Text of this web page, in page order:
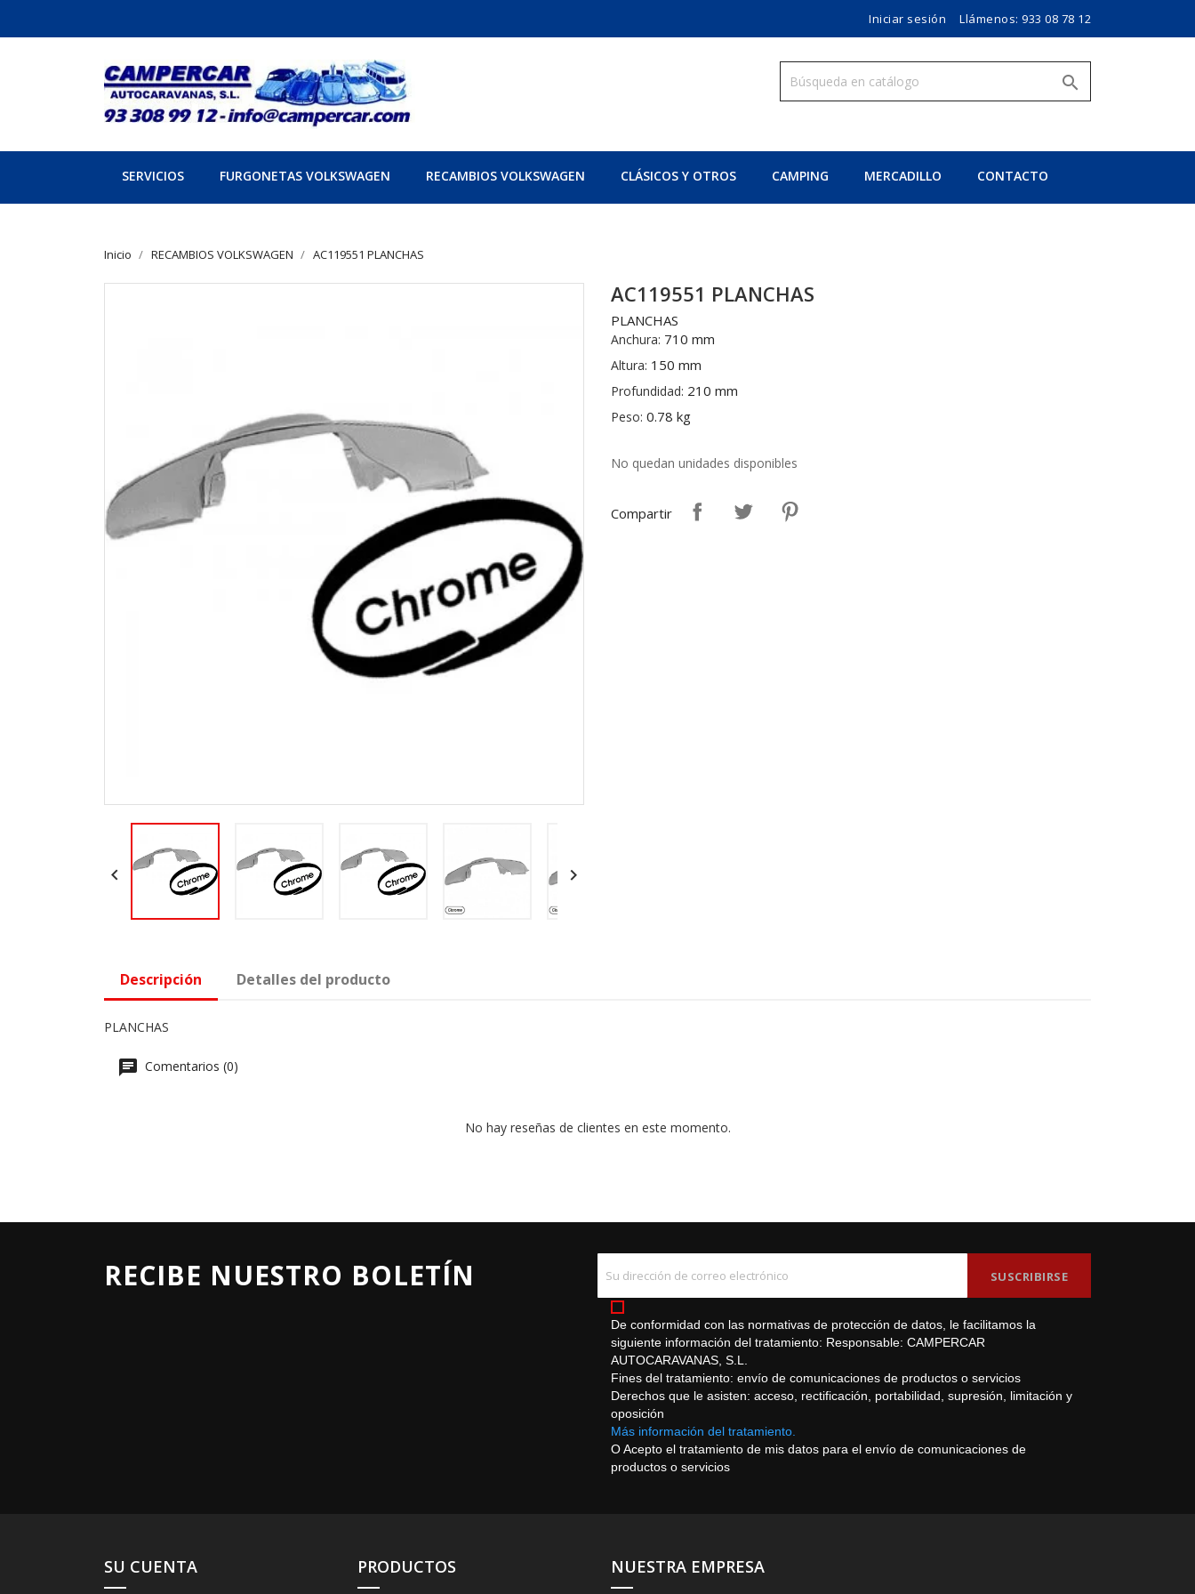
Iniciar sesión Llámenos: 933 08 78 12

SERVICIOS FURGONETAS VOLKSWAGEN RECAMBIOS VOLKSWAGEN CLÁSICOS Y OTROS CAMPING MERCADILLO CONTACTO
Inicio RECAMBIOS VOLKSWAGEN AC119551 PLANCHAS
 
AC119551 PLANCHAS
PLANCHAS
Anchura: 710 mm
Altura: 150 mm
Profundidad: 210 mm
Peso: 0.78 kg
No quedan unidades disponibles
Compartir
Descripción Detalles del producto
PLANCHAS
Comentarios (0)
No hay reseñas de clientes en este momento.
RECIBE NUESTRO BOLETÍN
De conformidad con las normativas de protección de datos, le facilitamos la
siguiente información del tratamiento: Responsable: CAMPERCAR
AUTOCARAVANAS, S.L.
Fines del tratamiento: envío de comunicaciones de productos o servicios
Derechos que le asisten: acceso, rectificación, portabilidad, supresión, limitación y
oposición
Más información del tratamiento.
O Acepto el tratamiento de mis datos para el envío de comunicaciones de
productos o servicios
SU CUENTA PRODUCTOS NUESTRA EMPRESA